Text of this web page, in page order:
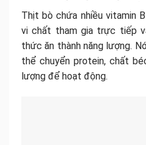
Thịt bò chứa nhiều vitamin
vi chất tham gia trực tiếp
thức ăn thành năng lượng.
thể chuyển protein, chất
lượng để hoạt động.